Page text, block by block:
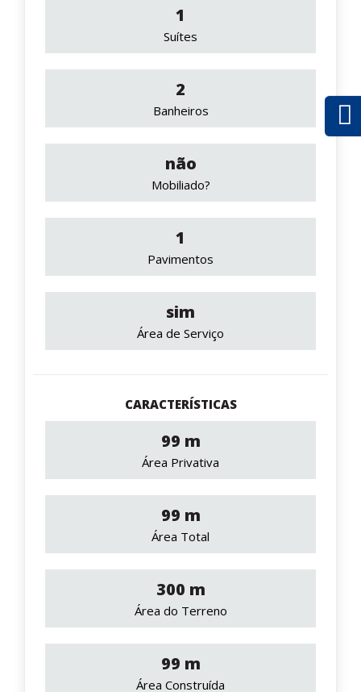
1
Suítes
2
Banheiros
não
Mobiliado?
1
Pavimentos
sim
Área de Serviço
CARACTERÍSTICAS
99 m
Área Privativa
99 m
Área Total
300 m
Área do Terreno
99 m
Área Construída